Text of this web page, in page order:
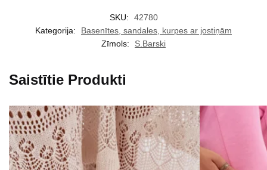
SKU:
42780
Kategorija:
Basenītes, sandales, kurpes ar jostiņām
Zīmols:
S.Barski
Saistītie Produkti